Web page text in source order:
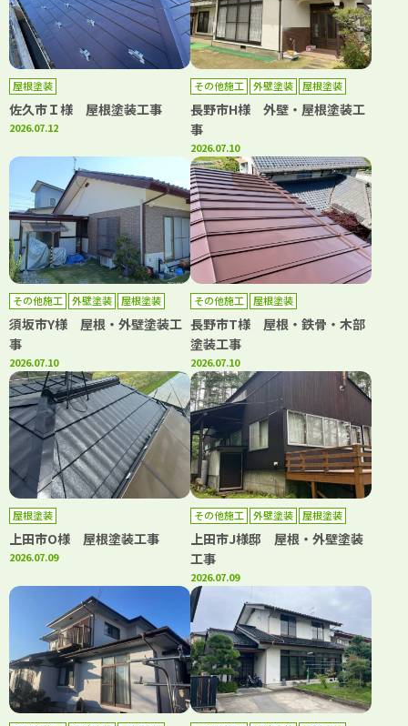
屋根塗装
佐久市Ｉ様 屋根塗装工事
2026.07.12
その他施工 外壁塗装 屋根塗装
長野市H様 外壁・屋根塗装工
事
2026.07.10
その他施工 外壁塗装 屋根塗装
須坂市Y様 屋根・外壁塗装工
事
2026.07.10
その他施工 屋根塗装
長野市T様 屋根・鉄骨・木部
塗装工事
2026.07.10
屋根塗装
上田市O様 屋根塗装工事
2026.07.09
その他施工 外壁塗装 屋根塗装
上田市J様邸 屋根・外壁塗装
工事
2026.07.09